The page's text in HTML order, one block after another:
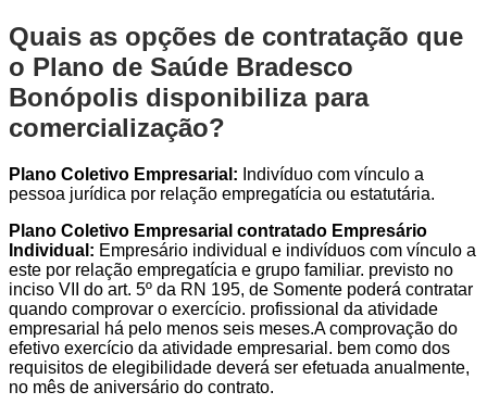
Quais as opções de contratação que
o Plano de Saúde Bradesco
Bonópolis disponibiliza para
comercialização?
Plano Coletivo Empresarial: Indivíduo com vínculo a
pessoa jurídica por relação empregatícia ou estatutária.
Plano Coletivo Empresarial contratado Empresário
Individual: Empresário individual e indivíduos com vínculo a
este por relação empregatícia e grupo familiar. previsto no
inciso VII do art. 5º da RN 195, de Somente poderá contratar
quando comprovar o exercício. profissional da atividade
empresarial há pelo menos seis meses.A comprovação do
efetivo exercício da atividade empresarial. bem como dos
requisitos de elegibilidade deverá ser efetuada anualmente,
no mês de aniversário do contrato.